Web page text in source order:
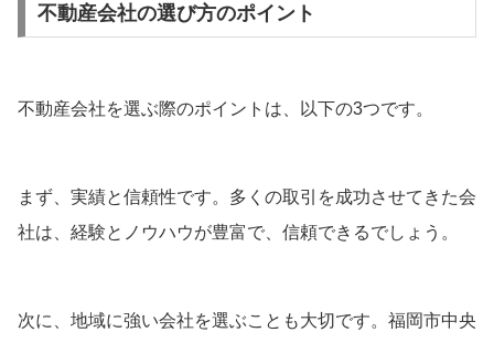
不動産会社の選び方のポイント
不動産会社を選ぶ際のポイントは、以下の3つです。
まず、実績と信頼性です。多くの取引を成功させてきた会
社は、経験とノウハウが豊富で、信頼できるでしょう。
次に、地域に強い会社を選ぶことも大切です。福岡市中央